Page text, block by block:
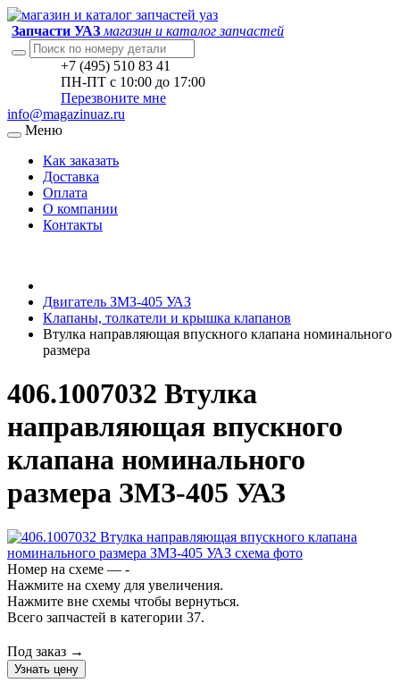
Запчасти УАЗ магазин и каталог запчастей
+7 (495) 510 83 41
ПН-ПТ с 10:00 до 17:00
Перезвоните мне
info@magazinuaz.ru
Меню
Как заказать
Доставка
Оплата
О компании
Контакты
Двигатель ЗМЗ-405 УАЗ
Клапаны, толкатели и крышка клапанов
Втулка направляющая впускного клапана номинального
размера
406.1007032 Втулка
направляющая впускного
клапана номинального
размера ЗМЗ-405 УАЗ
Номер на схеме — -
Нажмите на схему для увеличения.
Нажмите вне схемы чтобы вернуться.
Всего запчастей в категории 37.
Под заказ →
Узнать цену